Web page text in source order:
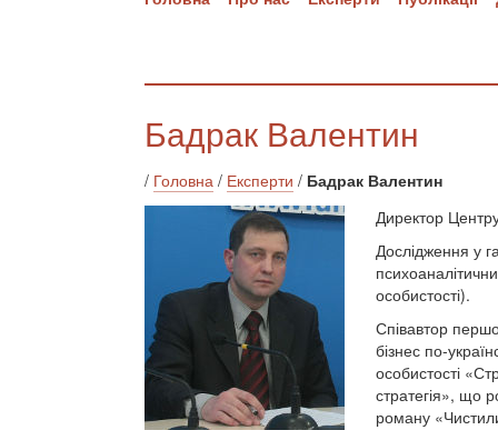
Бадрак Валентин
/ Головна / Експерти / Бадрак Валентин
Директор
Дослідження у
особистості).
Співавтор
бізнес по-
особистості
стратегія», що
роману